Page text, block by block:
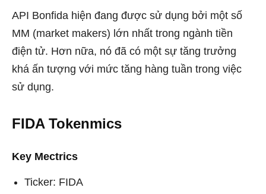
API Bonfida hiện đang được sử dụng bởi một số
MM (market makers) lớn nhất trong ngành tiền
điện tử. Hơn nữa, nó đã có một sự tăng trưởng
khá ấn tượng với mức tăng hàng tuần trong việc
sử dụng.
FIDA Tokenmics
Key Mectrics
Ticker: FIDA